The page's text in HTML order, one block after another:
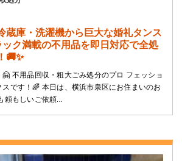
蔵庫・洗濯機から巨大な婚礼タンス
ク満載の不用品を即日対応で全処
🚚✨
不用品回収・粗大ごみ処分のプロ フェッショ
です！🌈 ​本日は、横浜市泉区にお住まいのお
頼もしいご依頼…